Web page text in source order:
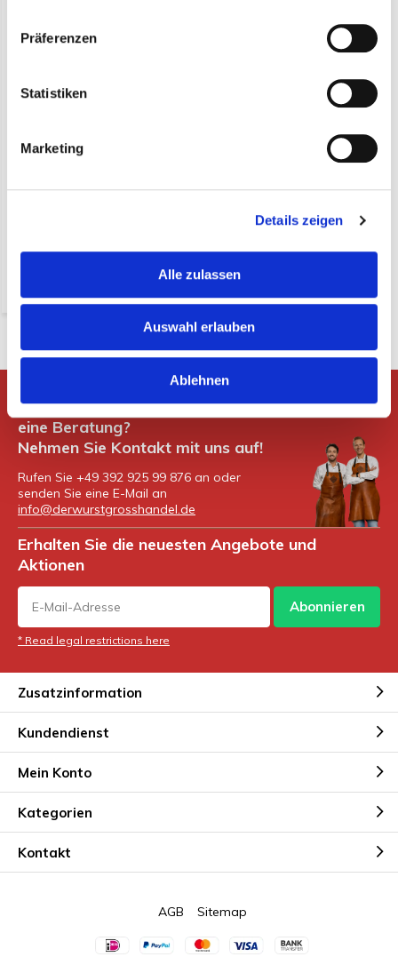
Präferenzen
Statistiken
Marketing
Details zeigen
Alle zulassen
Auswahl erlauben
Ablehnen
€ 4,95*
Gibt es Fragen oder möchten Sie
eine Beratung?
Nehmen Sie Kontakt mit uns auf!
Rufen Sie +49 392 925 99 876 an oder
senden Sie eine E-Mail an
info@derwurstgrosshandel.de
Erhalten Sie die neuesten Angebote und
Aktionen
Abonnieren
* Read legal restrictions here
Zusatzinformation
Kundendienst
Mein Konto
Kategorien
Kontakt
AGB Sitemap